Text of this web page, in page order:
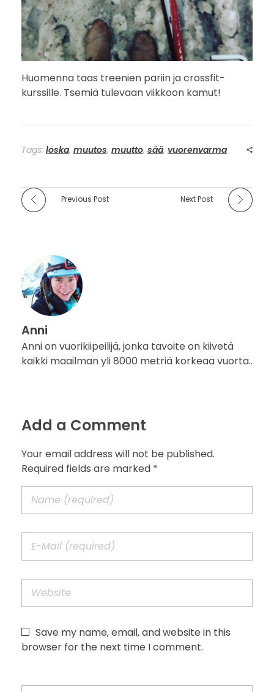
Huomenna taas treenien pariin ja crossfit-
kurssille. Tsemiä tulevaan viikkoon kamut!
Tags: loska, muutos, muutto, sää, vuorenvarma
Previous Post Next Post
Anni
Anni on vuorikiipeilijä, jonka tavoite on kiivetä
kaikki maailman yli 8000 metriä korkeaa vuorta..
Add a Comment
Your email address will not be published.
Required fields are marked *
Save my name, email, and website in this
browser for the next time I comment.